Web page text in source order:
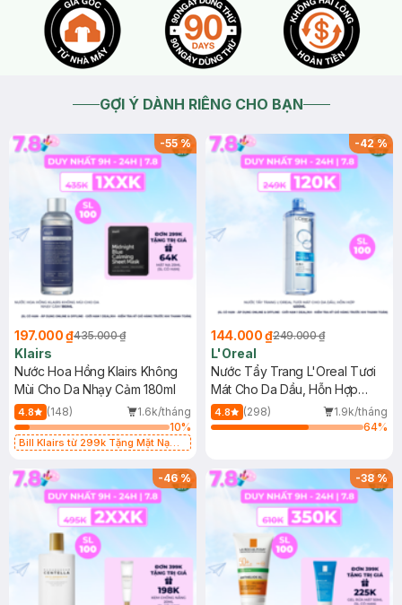
GỢI Ý DÀNH RIÊNG CHO BẠN
-55%
197.000 ₫435.000 ₫
Klairs
Nước Hoa Hồng Klairs Không
Mùi Cho Da Nhạy Cảm 180ml
4.8 (148)
1.6k/tháng
10%
Bill Klairs từ 299k Tặng Mặt Nạ
25ml (SL Có Hạn)
-42%
144.000 ₫249.000 ₫
L'Oreal
Nước Tẩy Trang L'Oreal Tươi
Mát Cho Da Dầu, Hỗn Hợp
400ml
4.8 (298)
1.9k/tháng
64%
-46% -38%